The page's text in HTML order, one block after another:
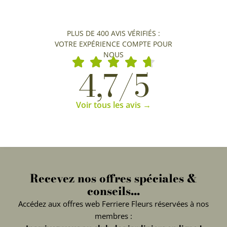
PLUS DE 400 AVIS VÉRIFIÉS :
VOTRE EXPÉRIENCE COMPTE POUR
NOUS
4,7/5
Voir tous les avis →
Recevez nos offres spéciales &
conseils...
Accédez aux offres web Ferriere Fleurs réservées à nos
membres :